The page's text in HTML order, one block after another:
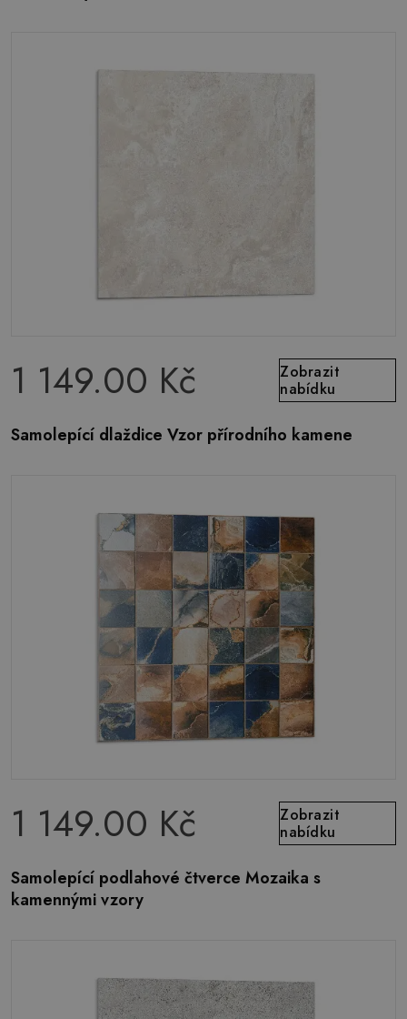
1 149.00 Kč
Zobrazit
nabídku
Samolepící dlaždice Vzor přírodního kamene
1 149.00 Kč
Zobrazit
nabídku
Samolepící podlahové čtverce Mozaika s
kamennými vzory